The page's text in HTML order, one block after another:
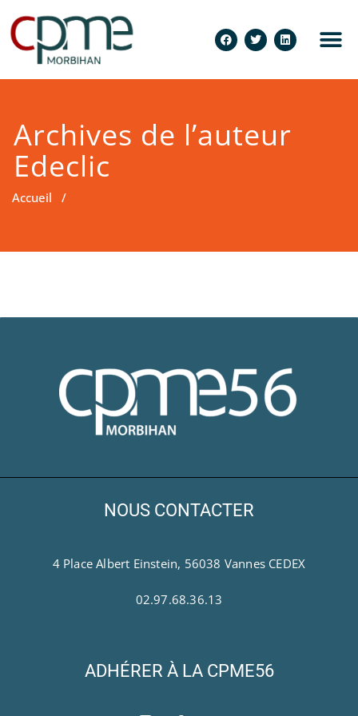
Archives de l’auteur
Edeclic
Accueil /
NOUS CONTACTER
4 Place Albert Einstein, 56038 Vannes CEDEX
02.97.68.36.13
ADHÉRER À LA CPME56